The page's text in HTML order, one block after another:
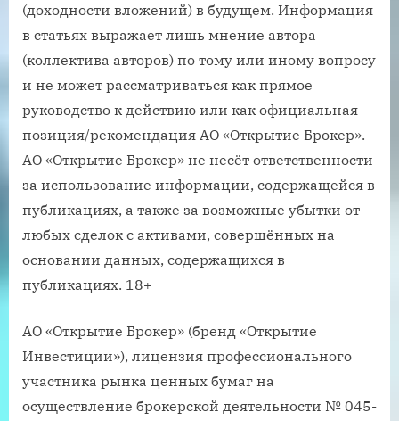
(доходности вложений) в будущем. Информация
в статьях выражает лишь мнение автора
(коллектива авторов) по тому или иному вопросу
и не может рассматриваться как прямое
руководство к действию или как официальная
позиция/рекомендация АО «Открытие Брокер».
АО «Открытие Брокер» не несёт ответственности
за использование информации, содержащейся в
публикациях, а также за возможные убытки от
любых сделок с активами, совершённых на
основании данных, содержащихся в
публикациях. 18+
АО «Открытие Брокер» (бренд «Открытие
Инвестиции»), лицензия профессионального
участника рынка ценных бумаг на
осуществление брокерской деятельности № 045-